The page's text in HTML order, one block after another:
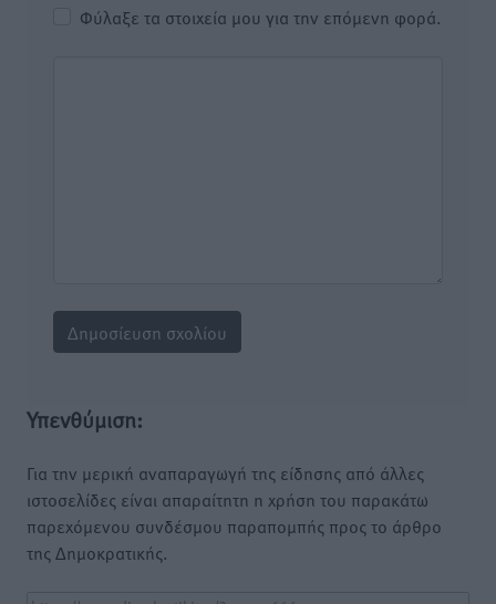
Φύλαξε τα στοιχεία μου για την επόμενη φορά.
Υπενθύμιση:
Για την μερική αναπαραγωγή της είδησης από άλλες
ιστοσελίδες είναι απαραίτητη η χρήση του παρακάτω
παρεχόμενου συνδέσμου παραπομπής προς το άρθρο
της Δημοκρατικής.